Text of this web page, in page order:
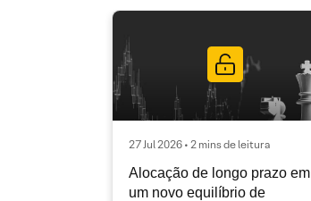
27 Jul 2026 • 2 mins de leitura
Alocação de longo prazo em
um novo equilíbrio de